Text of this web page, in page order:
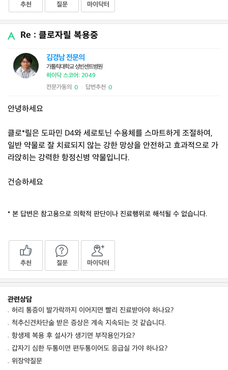
추천 질문 마이닥터
Re : 클로자릴 복용중
김경남 전문의
가톨릭대학교 성빈센트병원
하이닥 스코어: 2049
전문가동의 0 답변추천 0
안녕하세요
클로*릴은 도파민 D4와 세로토닌 수용체를 스마트하게 조절하여,
일반 약물로 잘 치료되지 않는 강한 망상을 안전하고 효과적으로 가
라앉히는 강력한 항정신병 약물입니다.
건승하세요
* 본 답변은 참고용으로 의학적 판단이나 진료행위로 해석될 수 없습니다.
추천 질문 마이닥터
관련상담
허리 통증이 발가락까지 이어지면 빨리 진료받아야 하나요?
척추신견차단술 받은 증상은 계속 지속되는 것 같습니다.
항생제 복용 후 설사가 생기면 부작용인가요?
갑자기 심한 두통이면 편두통이어도 응급실 가야 하나요?
위장약질문